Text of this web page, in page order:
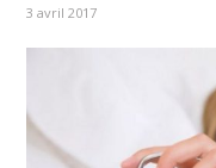
3 avril 2017